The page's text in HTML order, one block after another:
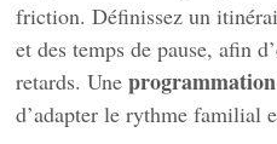
friction. Définissez un
et des temps de pause, afin
retards. Une
d’adapter le rythme familial